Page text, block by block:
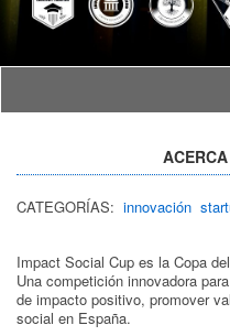
CATEGORÍAS: innovación
Impact Social Cup es la Copa
Una competición innovadora
de impacto positivo, promover
social en España.